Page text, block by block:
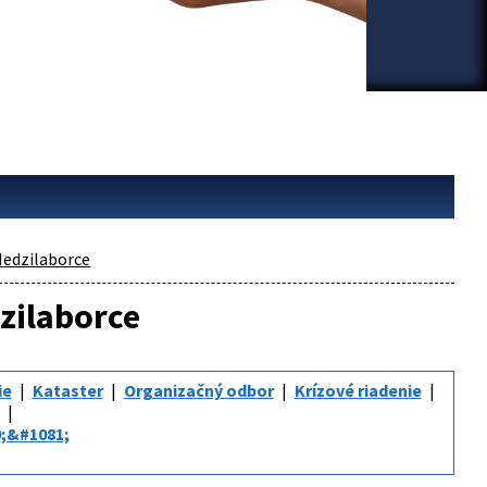
Kataster Organizačný odbor
Krízové riadenie